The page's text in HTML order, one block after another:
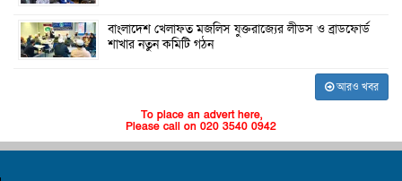
বাংলাদেশ খেলাফত মজলিস যুক্তরাজ্যের লীডস ও ব্রাডফোর্ড
শাখার নতুন কমিটি গঠন
আরও খবর
To place an advert here,
Please call on 020 3540 0942